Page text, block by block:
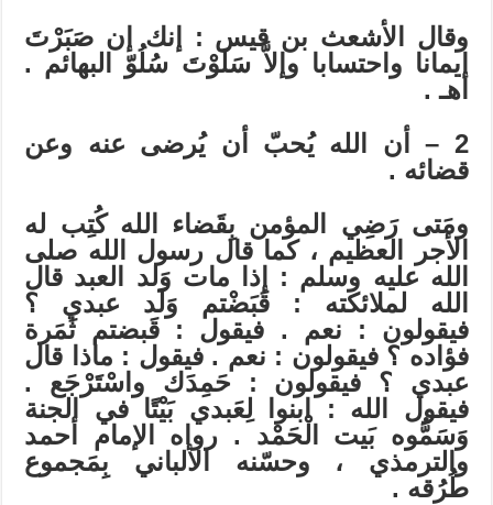
وقال الأشعث بن قيس : إنك إن صَبَرْتَ
إيمانا واحتسابا وإلاَّ سَلَوْتَ سُلُوّ البهائم .
اهـ .
2 – أن الله يُحبّ أن يُرضى عنه وعن
قضائه .
ومَتى رَضِي المؤمن بِقَضاء الله كُتِب له
الأجر العظيم ، كما قال رسول الله صلى
الله عليه وسلم : إذا مات وَلد العبد قال
الله لملائكته : قَبَضْتم وَلَد عبدي ؟
فيقولون : نعم . فيقول : قَبضتم ثَمَرة
فؤاده ؟ فيقولون : نعم . فيقول : ماذا قال
عبدي ؟ فيقولون : حَمِدَك واسْتَرْجَع .
فيقول الله : ابنوا لِعَبدي بَيْتًا في الجنة
وَسَمُّوه بَيت الْحَمْد . رواه الإمام أحمد
والترمذي ، وحسّنه الألباني بِمَجموع
طُرُقه .